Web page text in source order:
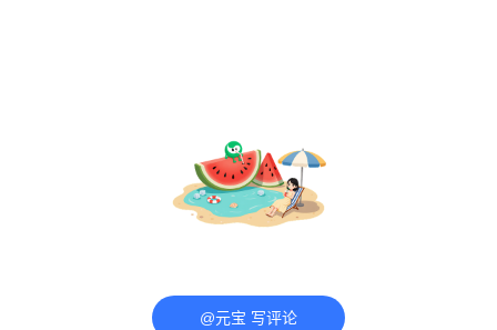
@元宝 写评论